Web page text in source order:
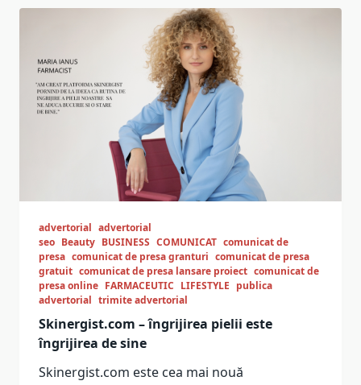
advertorial advertorial
seo Beauty BUSINESS COMUNICAT comunicat de
presa comunicat de presa granturi comunicat de presa
gratuit comunicat de presa lansare proiect comunicat de
presa online FARMACEUTIC LIFESTYLE publica
advertorial trimite advertorial
Skinergist.com – îngrijirea pielii este
îngrijirea de sine
Skinergist.com este cea mai nouă